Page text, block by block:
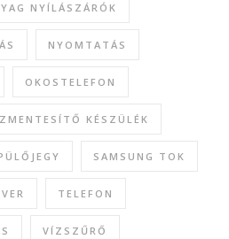
NYÍLÁSZÁRÓK
NYOMTATÁS
OKOSTELEFON
KÉSZÜLÉK
SAMSUNG TOK
TELEFON
VÍZSZŰRŐ